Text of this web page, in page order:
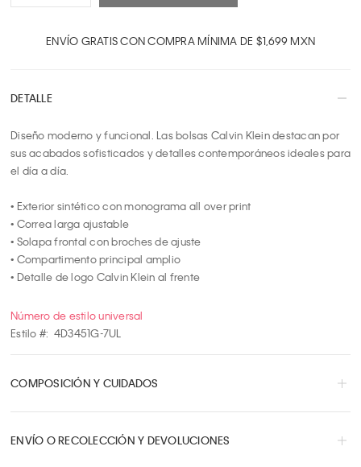
5
7
8
10
ENVÍO GRATIS CON COMPRA MÍNIMA DE $1,699 MXN
DETALLE
Diseño moderno y funcional. Las bolsas Calvin Klein destacan por
sus acabados sofisticados y detalles contemporáneos ideales para
el día a día.
• Exterior sintético con monograma all over print
• Correa larga ajustable
• Solapa frontal con broches de ajuste
• Compartimento principal amplio
• Detalle de logo Calvin Klein al frente
Número de estilo universal
Estilo #: 4D3451G-7UL
COMPOSICIÓN Y CUIDADOS
ENVÍO O RECOLECCIÓN Y DEVOLUCIONES